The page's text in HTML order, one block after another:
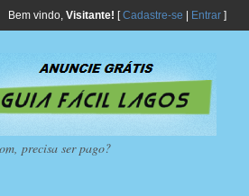
Bem vindo, Visitante! [Cadastre-se Entrar]
precisa ser pago?